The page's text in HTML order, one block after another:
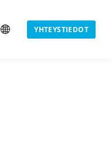
YHTEYSTIEDOT